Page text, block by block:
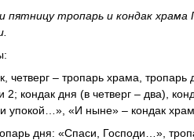
пятницу тропарь и кондак храма
четверг – тропарь храма, тропарь
2; кондак дня (в четверг – два),
упокой…», «И ныне» – кондак
дня: «Спаси, Господи…»,